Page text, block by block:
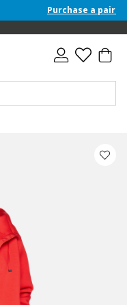
Purchase a pair of